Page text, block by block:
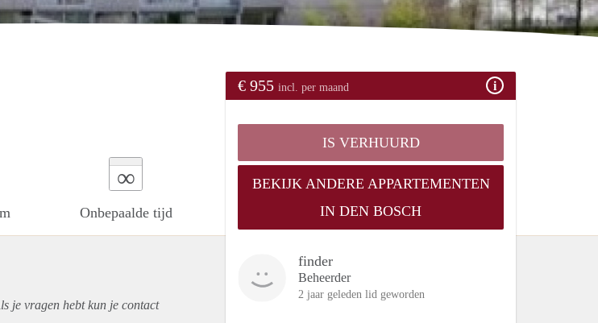
∞
Onbepaalde tijd
€ 955 incl. per maand
IS VERHUURD
BEKIJK ANDERE APPARTEMENTEN
IN DEN BOSCH
finder
Beheerder
2 jaar geleden lid geworden
je vragen hebt kun je contact